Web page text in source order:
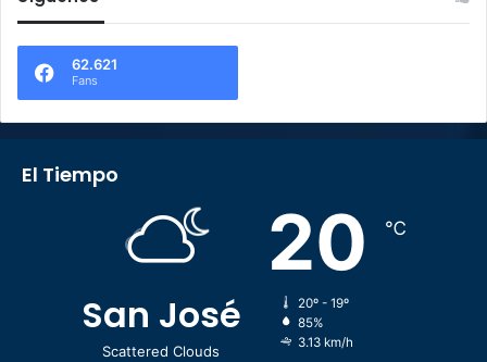
62.621
Fans
El Tiempo
San José
Scattered Clouds
20 ℃
20º - 19º
85%
3.13 km/h